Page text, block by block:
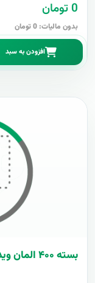
0 تومان
بدون مالیات: 0 تومان
افزودن به سبد
بسته ۴۰۰ المان ویدیویی شاپیکس موشن گرافیک